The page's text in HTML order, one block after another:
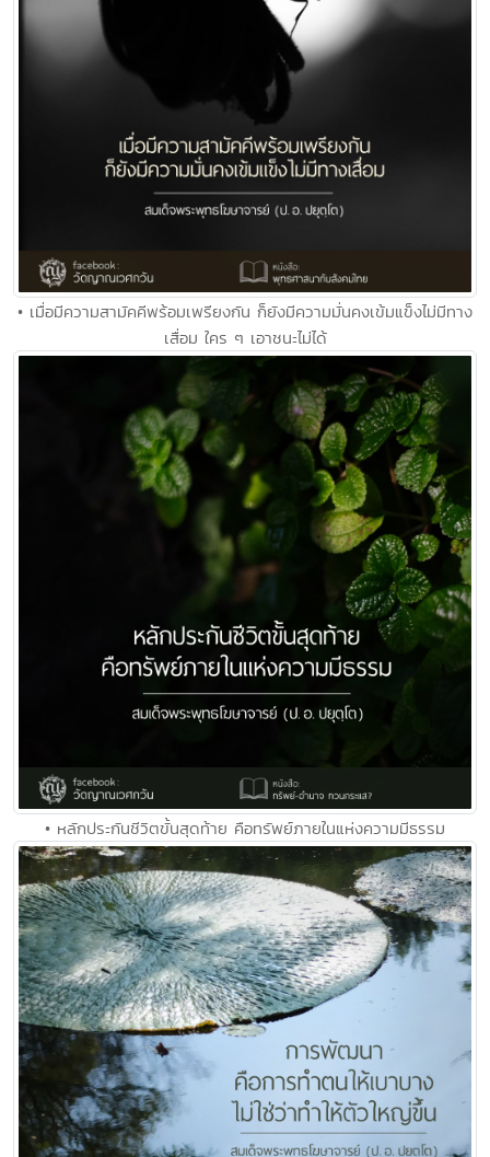
• เมื่อมีความสามัคคีพร้อมเพรียงกัน ก็ยังมีความมั่นคงเข้มแข็งไม่มีทาง
เสื่อม ใคร ๆ เอาชนะไม่ได้
• หลักประกันชีวิตขั้นสุดท้าย คือทรัพย์ภายในแห่งความมีธรรม